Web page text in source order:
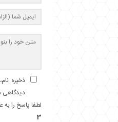
ذخیره
دیدگاهی
لطفا پاسخ را به
3 × یک =